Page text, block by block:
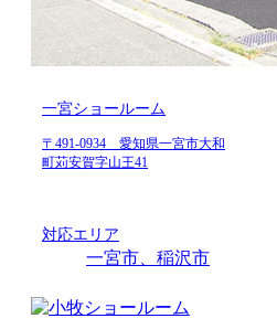
一宮ショールーム
〒491-0934 愛知県一宮市大和
町苅安賀字山王41
対応エリア
一宮市、稲沢市